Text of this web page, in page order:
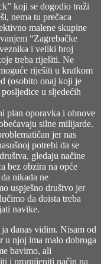
koji se dogodio traži
nema tu prečaca
malene skupine
“Zagrebačke
i veliki broj
treba riješiti. Ne
riješiti u kratkom
(osobito onaj koji je
u sljedećih
plan oporavka i obnove
silne milijarde.
jer nas
potrebi da se
gledaju načine
bez obzira na opće
nikada ne
uspješno društvo jer
da doista treba
navike.
danas vidim. Nisam od
u njoj ima malo dobroga
bavimo, ali
i promijeniti način na